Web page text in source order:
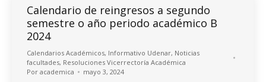
Calendario de reingresos a segundo
semestre o año periodo académico B
2024
Calendarios Académicos, Informativo Udenar, Noticias
facultades, Resoluciones Vicerrectoría Académica
Por academica mayo 3, 2024